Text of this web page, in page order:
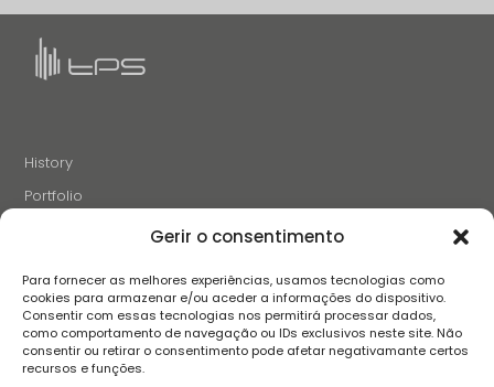
Gerir o consentimento
Para fornecer as melhores experiências, usamos tecnologias como
cookies para armazenar e/ou aceder a informações do dispositivo.
Consentir com essas tecnologias nos permitirá processar dados,
como comportamento de navegação ou IDs exclusivos neste site. Não
consentir ou retirar o consentimento pode afetar negativamante certos
recursos e funções.
History
Portfolio
Careers
Contacts